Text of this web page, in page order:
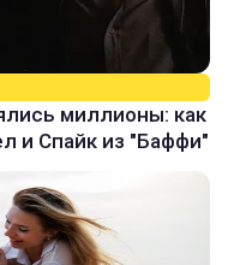
миллионы: как
и Спайк из "Баффи"